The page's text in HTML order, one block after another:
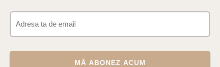
MĂ ABONEZ ACUM